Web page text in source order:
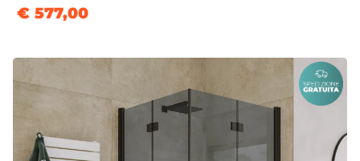
€ 577,00